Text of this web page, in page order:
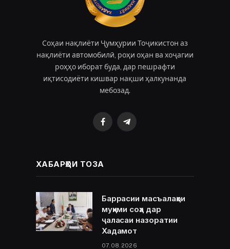
Соҳаи нақлиёти Ҷумҳурии Тоҷикистон аз
нақлиёти автомобилӣ, роҳи оҳан ва хоҷагии
роҳҳо иборат буда, дар пешрафти
иқтисодиёти кишвар нақши ҳалкунанда
мебозад.
FacebookTelegram
ХАБАРҲОИ ТОЗА
Баррасии масъалаҳои
муҳими соҳа дар
ҷаласаи назоратии
Хадамот
07.08.2026